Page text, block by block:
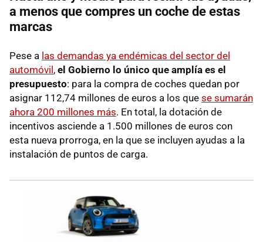
a menos que compres un coche de estas
marcas
Pese a las demandas ya endémicas del sector del
automóvil, el Gobierno lo único que amplía es el
presupuesto: para la compra de coches quedan por
asignar 112,74 millones de euros a los que se sumarán
ahora 200 millones más. En total, la dotación de
incentivos asciende a 1.500 millones de euros con
esta nueva prorroga, en la que se incluyen ayudas a la
instalación de puntos de carga.